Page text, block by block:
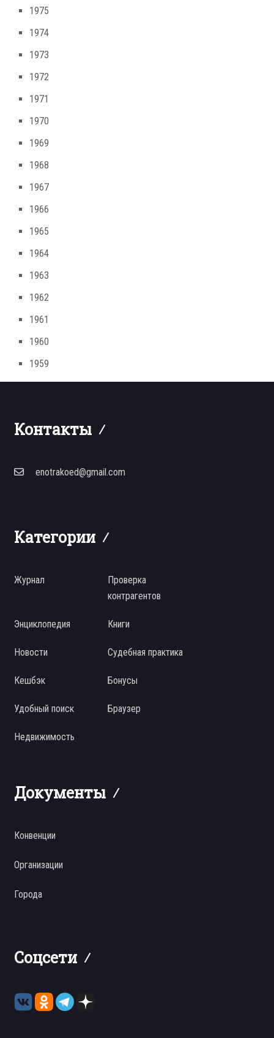
1975
1974
1973
1972
1971
1970
1969
1968
1967
1966
1965
1964
1963
1962
1961
1960
1959
Контакты
enotrakoed@gmail.com
Категории
Журнал
Проверка
контрагентов
Энциклопедия Книги
Новости Судебная практика
Кешбэк Бонусы
Удобный поиск Браузер
Недвижимость
Документы
Конвенции
Организации
Города
Соцсети